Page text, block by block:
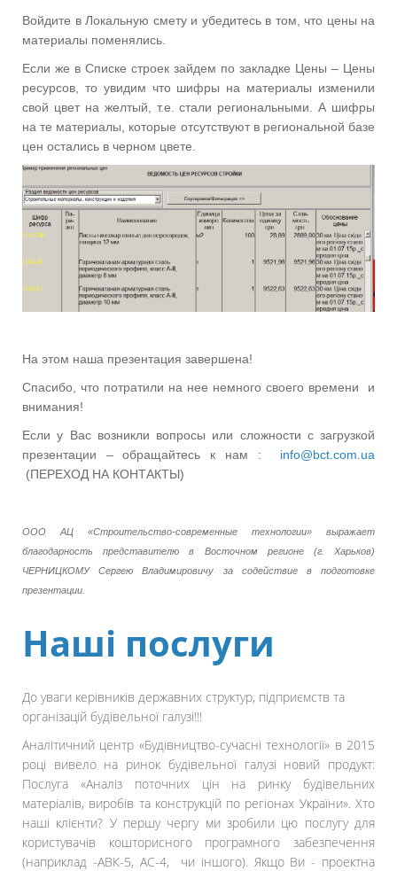
Войдите в Локальную смету и убедитесь в том, что цены на
материалы поменялись.
Если же в Списке строек зайдем по закладке Цены – Цены
ресурсов, то увидим что шифры на материалы изменили
свой цвет на желтый, т.е. стали региональными. А шифры
на те материалы, которые отсутствуют в региональной базе
цен остались в черном цвете.
На этом наша презентация завершена!
Спасибо, что потратили на нее немного своего времени
и
внимания!
Если у Вас возникли вопросы или сложности с загрузкой
презентации – обращайтесь к нам :
info@bct.com.ua
(ПЕРЕХОД НА КОНТАКТЫ)
ООО АЦ «Строительство-современные технологии» выражает
благодарность представителю в Восточном регионе (г. Харьков)
ЧЕРНИЦКОМУ Сергею Владимировичу за содействие в подготовке
презентации.
Наші послуги
До уваги керівників державних структур, підприємств та
організацій будівельної галузі!!!
Аналітичний центр «Будівництво-сучасні технології» в 2015
році вивело на ринок будівельної галузі новий продукт:
Послуга «Аналіз поточних цін на ринку будівельних
матеріалів, виробів та конструкцій по регіонах України». Хто
наші клієнти? У першу чергу ми зробили цю послугу для
користувачів кошторисного програмного забезпечення
(наприклад -АВК-5, АС-4, чи іншого). Якщо Ви - проектна